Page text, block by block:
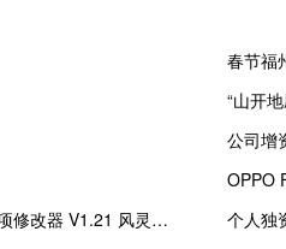
春节福
“山开
公司增
OPPO
仁王十七项修改器 V1.21 风灵月影版（仁王十七项修改器 V1.21 风灵月影版功能简介）
个人独